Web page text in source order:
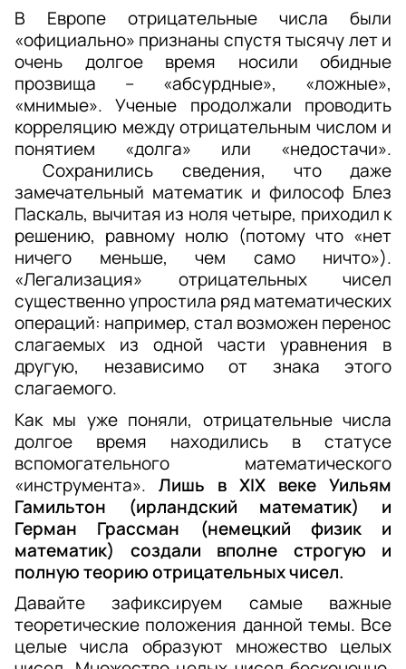
В Европе отрицательные числа были
«официально» признаны спустя тысячу лет и
очень долгое время носили обидные
прозвища – «абсурдные», «ложные»,
«мнимые». Ученые продолжали проводить
корреляцию между отрицательным числом и
понятием «долга» или «недостачи».
Сохранились сведения, что даже
замечательный математик и философ Блез
Паскаль, вычитая из ноля четыре, приходил к
решению, равному нолю (потому что «нет
ничего меньше, чем само ничто»).
«Легализация» отрицательных чисел
существенно упростила ряд математических
операций: например, стал возможен перенос
слагаемых из одной части уравнения в
другую, независимо от знака этого
слагаемого.
Как мы уже поняли, отрицательные числа
долгое время находились в статусе
вспомогательного математического
«инструмента». Лишь в XIX веке Уильям
Гамильтон (ирландский математик) и
Герман Грассман (немецкий физик и
математик) создали вполне строгую и
полную теорию отрицательных чисел.
Давайте зафиксируем самые важные
теоретические положения данной темы. Все
целые числа образуют множество целых